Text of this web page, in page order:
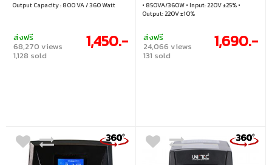
Output Capacity : 800 VA / 360 Watt
ส่งฟรี
68,270 views
1,128 sold
1,450.-
• 850VA/360W • Input: 220V ±25% •
Output: 220V ±10%
ส่งฟรี
24,066 views
131 sold
1,690.-